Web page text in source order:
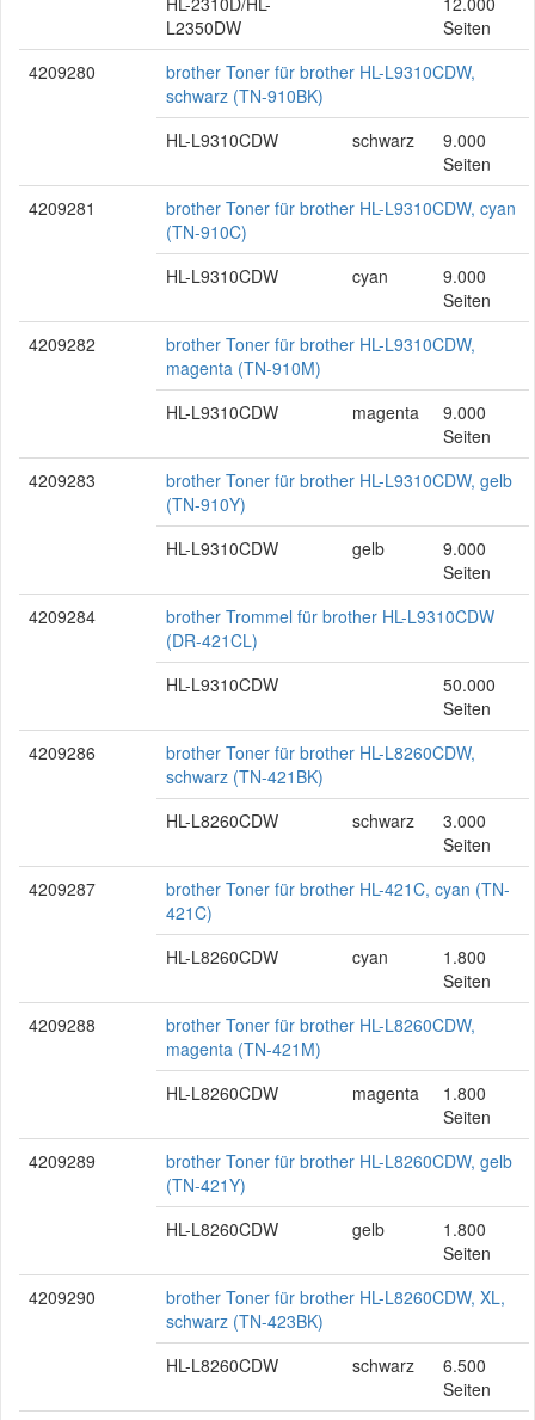
L2350DW
Seiten
4209280
brother Toner für brother HL-L9310CDW,
schwarz (TN-910BK)
HL-L9310CDW
schwarz
9.000
Seiten
4209281
brother Toner für brother HL-L9310CDW, cyan
(TN-910C)
HL-L9310CDW
cyan
9.000
Seiten
4209282
brother Toner für brother HL-L9310CDW,
magenta (TN-910M)
HL-L9310CDW
magenta
9.000
Seiten
4209283
brother Toner für brother HL-L9310CDW, gelb
(TN-910Y)
HL-L9310CDW
gelb
9.000
Seiten
4209284
brother Trommel für brother HL-L9310CDW
(DR-421CL)
HL-L9310CDW
50.000
Seiten
4209286
brother Toner für brother HL-L8260CDW,
schwarz (TN-421BK)
HL-L8260CDW
schwarz
3.000
Seiten
4209287
brother Toner für brother HL-421C, cyan (TN-
421C)
HL-L8260CDW
cyan
1.800
Seiten
4209288
brother Toner für brother HL-L8260CDW,
magenta (TN-421M)
HL-L8260CDW
magenta
1.800
Seiten
4209289
brother Toner für brother HL-L8260CDW, gelb
(TN-421Y)
HL-L8260CDW
gelb
1.800
Seiten
4209290
brother Toner für brother HL-L8260CDW, XL,
schwarz (TN-423BK)
HL-L8260CDW
schwarz
6.500
Seiten